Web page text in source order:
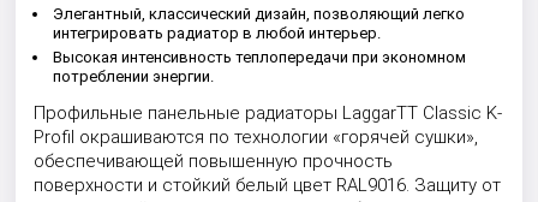
Элегантный, классический дизайн, позволяющий легко
интегрировать радиатор в любой интерьер.
Высокая интенсивность теплопередачи при экономном
потреблении энергии.
Профильные панельные радиаторы LaggarTT Classic K-
Profil окрашиваются по технологии «горячей сушки»,
обеспечивающей повышенную прочность
поверхности и стойкий белый цвет RAL9016. Защиту от